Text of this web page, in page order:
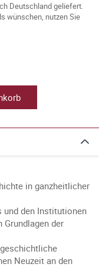
Deutschland geliefert.
wünschen, nutzen Sie
in ganzheitlicher
und den Institutionen
der
Neuzeit an den